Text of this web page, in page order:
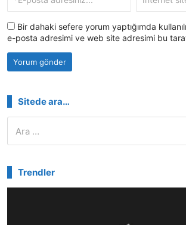
Bir dahaki sefere yorum yaptığımda
e-posta adresimi ve web site adresimi bu
Sitede ara…
Trendler